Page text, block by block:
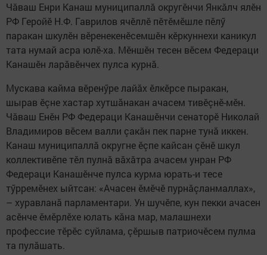
Чăваш Енри Канаш муниципаллă округӗнчи Янкăлч ялӗн
РФ Геройӗ Н.Ф. Гаврилов ячӗллӗ пӗтӗмӗшле пӗлӳ
паракан шкулӗн вӗренекенӗсемшӗн кӗркуннехи каникул
тата нумай асра юлӗ-ха. Мӗншӗн тесен вӗсем Федераци
Канашӗн ларăвӗнчех пулса курнă.
Мускава кайма вӗренӳре лайăх ӗлкӗрсе пыракан,
шырав ӗçне хастар хутшăнакан ачасем тивӗçнӗ-мӗн.
Чăваш Енӗн РФ Федераци Канашӗнчи сенаторӗ Николай
Владимиров вӗсем валли çакăн пек парне тунă иккен.
Канаш муниципаллă округне ӗçпе кайсан çӗнӗ шкул
коллективӗпе тӗл пулнă вăхăтра ачасем унран РФ
Федераци Канашӗнче пулса курма юрать-и тесе
тӳрремӗнех ыйтсан: «Ачасен ӗмӗчӗ пурнăçланмаллах»,
– хуравланă парламентари. Ун шучӗпе, кун пекки ачасен
асӗнче ӗмӗрлӗхе юлать кăна мар, малашнехи
профессие тӗрӗс суйлама, çӗршыв патриочӗсем пулма
та пулăшать.